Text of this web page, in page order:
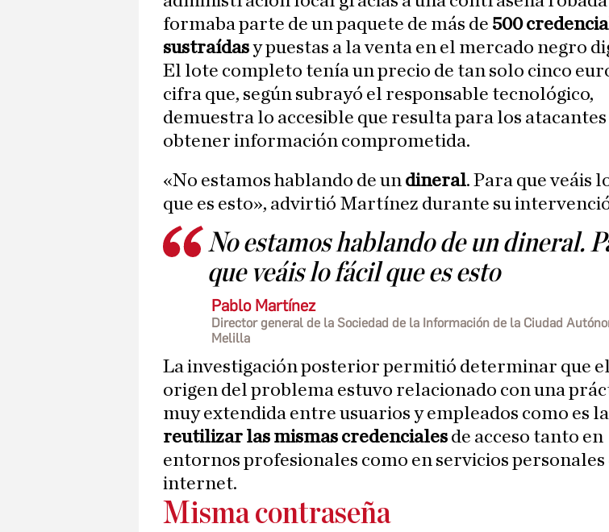
formaba parte de un paquete de más de 500
sustraídasy puestas a la venta en el mercado negro
El lote completo tenía un precio de tan solo cinco
cifra que, según subrayó el responsable tecnológico,
demuestra lo accesible que resulta para los atacantes
obtener información comprometida.
«No estamos hablando de un dineral. Para que veáis
que es esto», advirtió Martínez durante su
No estamos hablando de un dineral.
que veáis lo fácil que es esto
Pablo Martínez
Director general de la Sociedad de la Información de la Ciudad
Melilla
La investigación posterior permitió determinar que el
origen del problema estuvo relacionado con una
muy extendida entre usuarios y empleados como es
reutilizar las mismas credenciales de acceso tanto en
entornos profesionales como en servicios personales
internet.
Misma contraseña